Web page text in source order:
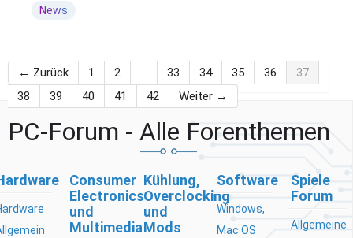
News
← Zurück 1 2 … 33 34 35 36
37
38
39 40 41 42 Weiter →
PC-Forum - Alle Forenthemen
Consumer
Electronics
und
Multimedia
Kühlung,
Overclocking
und
Mods
Software
Windows,
Mac OS
Spiele
Forum
Allgemeine